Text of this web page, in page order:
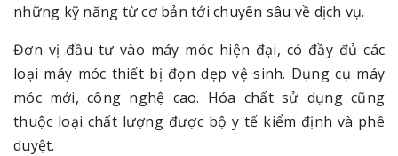
những kỹ năng từ cơ bản tới chuyên sâu về dịch vụ.
Đơn vị đầu tư vào máy móc hiện đại, có đầy đủ các
loại máy móc thiết bị đọn dẹp vệ sinh. Dụng cụ máy
móc mới, công nghệ cao. Hóa chất sử dụng cũng
thuộc loại chất lượng được bộ y tế kiểm định và phê
duyệt.